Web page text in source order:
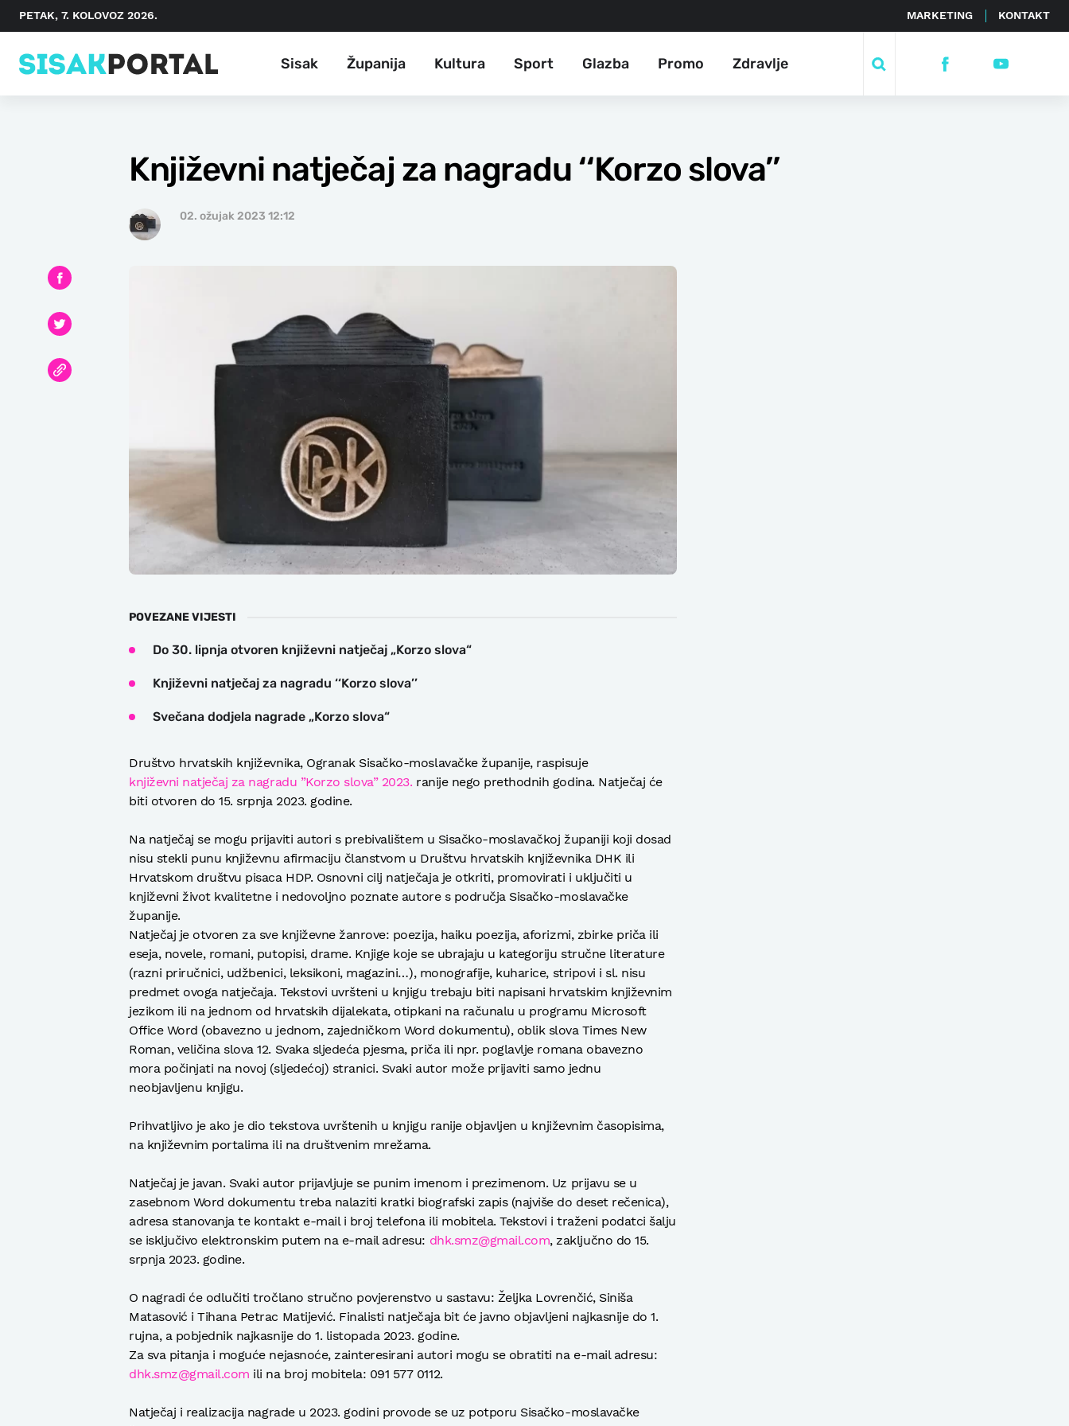
PETAK, 7. KOLOVOZ 2026. MARKETING KONTAKT
Sisak Županija Kultura Sport Glazba Promo Zdravlje
Književni natječaj za nagradu ‘‘Korzo slova’’
02. ožujak 2023 12:12
POVEZANE VIJESTI
Do 30. lipnja otvoren književni natječaj „Korzo slova“
Književni natječaj za nagradu ‘‘Korzo slova’’
Svečana dodjela nagrade „Korzo slova“
Društvo hrvatskih književnika, Ogranak Sisačko-moslavačke županije, raspisuje
književni natječaj za nagradu ”Korzo slova” 2023. ranije nego prethodnih godina. Natječaj će
biti otvoren do 15. srpnja 2023. godine.
Na natječaj se mogu prijaviti autori s prebivalištem u Sisačko-moslavačkoj županiji koji dosad
nisu stekli punu književnu afirmaciju članstvom u Društvu hrvatskih književnika DHK ili
Hrvatskom društvu pisaca HDP. Osnovni cilj natječaja je otkriti, promovirati i uključiti u
književni život kvalitetne i nedovoljno poznate autore s područja Sisačko-moslavačke
županije.
Natječaj je otvoren za sve književne žanrove: poezija, haiku poezija, aforizmi, zbirke priča ili
eseja, novele, romani, putopisi, drame. Knjige koje se ubrajaju u kategoriju stručne literature
(razni priručnici, udžbenici, leksikoni, magazini…), monografije, kuharice, stripovi i sl. nisu
predmet ovoga natječaja. Tekstovi uvršteni u knjigu trebaju biti napisani hrvatskim književnim
jezikom ili na jednom od hrvatskih dijalekata, otipkani na računalu u programu Microsoft
Office Word (obavezno u jednom, zajedničkom Word dokumentu), oblik slova Times New
Roman, veličina slova 12. Svaka sljedeća pjesma, priča ili npr. poglavlje romana obavezno
mora počinjati na novoj (sljedećoj) stranici. Svaki autor može prijaviti samo jednu
neobjavljenu knjigu.
Prihvatljivo je ako je dio tekstova uvrštenih u knjigu ranije objavljen u književnim časopisima,
na književnim portalima ili na društvenim mrežama.
Natječaj je javan. Svaki autor prijavljuje se punim imenom i prezimenom. Uz prijavu se u
zasebnom Word dokumentu treba nalaziti kratki biografski zapis (najviše do deset rečenica),
adresa stanovanja te kontakt e-mail i broj telefona ili mobitela. Tekstovi i traženi podatci šalju
se isključivo elektronskim putem na e-mail adresu: dhk.smz@gmail.com, zaključno do 15.
srpnja 2023. godine.
O nagradi će odlučiti tročlano stručno povjerenstvo u sastavu: Željka Lovrenčić, Siniša
Matasović i Tihana Petrac Matijević. Finalisti natječaja bit će javno objavljeni najkasnije do 1.
rujna, a pobjednik najkasnije do 1. listopada 2023. godine.
Za sva pitanja i moguće nejasnoće, zainteresirani autori mogu se obratiti na e-mail adresu:
dhk.smz@gmail.com ili na broj mobitela: 091 577 0112.
Natječaj i realizacija nagrade u 2023. godini provode se uz potporu Sisačko-moslavačke